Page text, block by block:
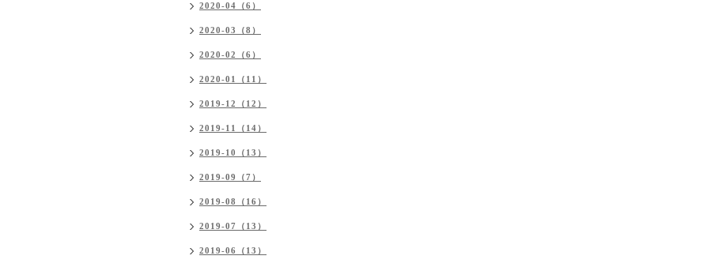
2020-04（6）
2020-03（8）
2020-02（6）
2020-01（11）
2019-12（12）
2019-11（14）
2019-10（13）
2019-09（7）
2019-08（16）
2019-07（13）
2019-06（13）